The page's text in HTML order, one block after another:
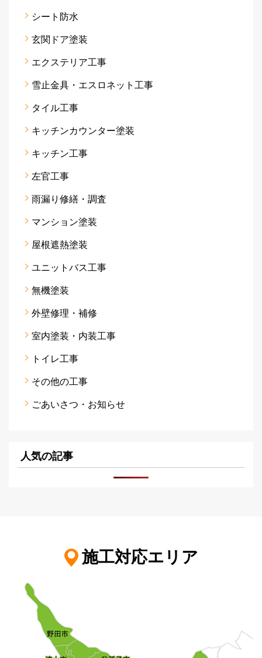
シート防水
玄関ドア塗装
エクステリア工事
雪止金具・エスロネット工事
タイル工事
キッチンカウンター塗装
キッチン工事
左官工事
雨漏り修繕・調査
マンション塗装
屋根遮熱塗装
ユニットバス工事
無機塗装
外壁修理・補修
室内塗装・内装工事
トイレ工事
その他の工事
ごあいさつ・お知らせ
人気の記事
施工対応エリア